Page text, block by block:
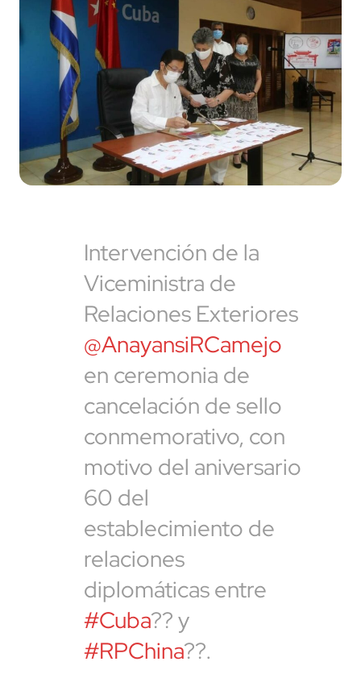
Intervención de la
Viceministra de
Relaciones Exteriores
@AnayansiRCamejo
en ceremonia de
cancelación de sello
conmemorativo, con
motivo del aniversario
60 del
establecimiento de
relaciones
diplomáticas entre
#Cuba?? y
#RPChina??.